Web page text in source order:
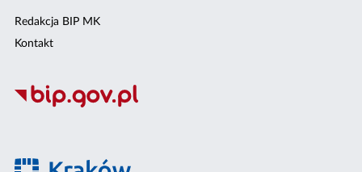
Redakcja BIP MK
Kontakt